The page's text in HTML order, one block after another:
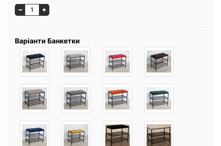
Варіанти Банкетки